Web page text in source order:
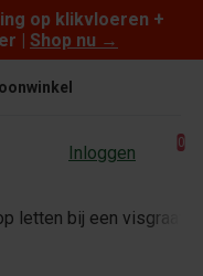
op klikvloeren +
| Shop nu →
Inloggen 0
letten bij een visgraat